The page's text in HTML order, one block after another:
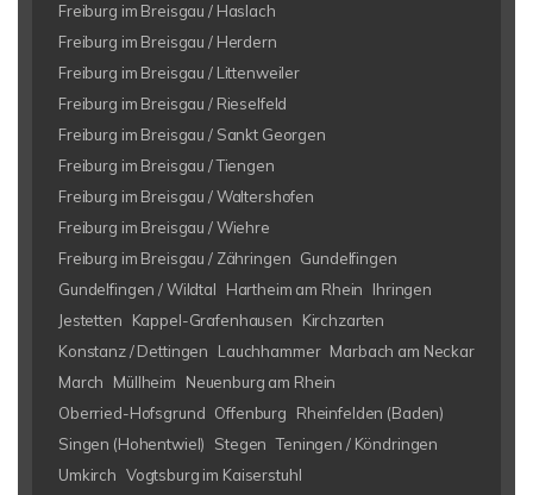
Freiburg im Breisgau / Haslach
Freiburg im Breisgau / Herdern
Freiburg im Breisgau / Littenweiler
Freiburg im Breisgau / Rieselfeld
Freiburg im Breisgau / Sankt Georgen
Freiburg im Breisgau / Tiengen
Freiburg im Breisgau / Waltershofen
Freiburg im Breisgau / Wiehre
Freiburg im Breisgau / Zähringen Gundelfingen
Gundelfingen / Wildtal
Hartheim am Rhein
Ihringen
Jestetten
Kappel-Grafenhausen
Kirchzarten
Konstanz / Dettingen
Lauchhammer Marbach am Neckar
March
Müllheim
Neuenburg am Rhein
Oberried-Hofsgrund Offenburg
Rheinfelden (Baden)
Singen (Hohentwiel)
Stegen Teningen / Köndringen
Umkirch Vogtsburg im Kaiserstuhl